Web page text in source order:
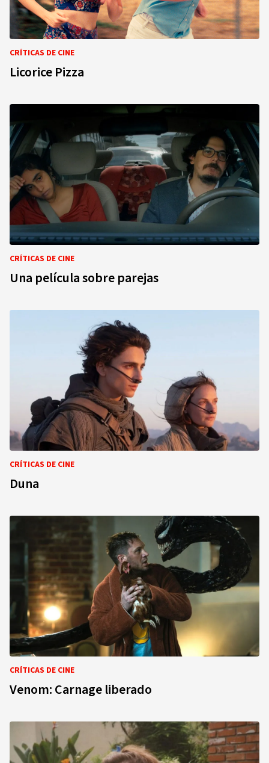
CRÍTICAS DE CINE
Licorice Pizza
CRÍTICAS DE CINE
Una película sobre parejas
CRÍTICAS DE CINE
Duna
CRÍTICAS DE CINE
Venom: Carnage liberado